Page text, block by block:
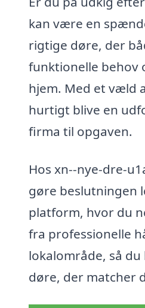
kan være en
rigtige døre, der
funktionelle behov
hjem. Med et væld
hurtigt blive en
firma til opgaven.
Hos xn--nye-dre-
gøre beslutningen
platform, hvor du
fra professionelle
lokalområde, så
døre, der matcher